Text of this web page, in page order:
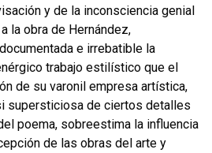
y de la inconsciencia genial
la obra de Hernández,
e irrebatible la
trabajo estilístico que el
de su varo­nil empresa artística,
supersticiosa de ciertos detalles
poema, sobreestima la influencia
de las obras del arte y